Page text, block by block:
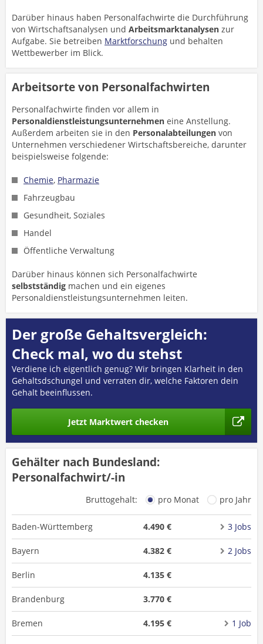
Darüber hinaus haben Personalfachwirte die Durchführung
von Wirtschaftsanalysen und Arbeitsmarktanalysen zur
Aufgabe. Sie betreiben Marktforschung und behalten
Wettbewerber im Blick.
Arbeitsorte von Personalfachwirten
Personalfachwirte finden vor allem in
Personaldienstleistungsunternehmen eine Anstellung.
Außerdem arbeiten sie in den Personalabteilungen von
Unternehmen verschiedener Wirtschaftsbereiche, darunter
beispielsweise folgende:
Chemie, Pharmazie
Fahrzeugbau
Gesundheit, Soziales
Handel
Öffentliche Verwaltung
Darüber hinaus können sich Personalfachwirte
selbstständig machen und ein eigenes
Personaldienstleistungsunternehmen leiten.
Der große Gehaltsvergleich:
Check mal, wo du stehst
Verdiene ich eigentlich genug? Wir bringen Klarheit in den
Gehaltsdschungel und verraten dir, welche Faktoren dein
Gehalt beeinflussen.
Jetzt Marktwert checken
Gehälter nach Bundesland:
Personalfachwirt/-in
Bruttogehalt: pro Monat pro Jahr
Baden-Württemberg 4.490 € 3 Jobs
Bayern 4.382 € 2 Jobs
Berlin 4.135 €
Brandenburg 3.770 €
Bremen 4.195 € 1 Job